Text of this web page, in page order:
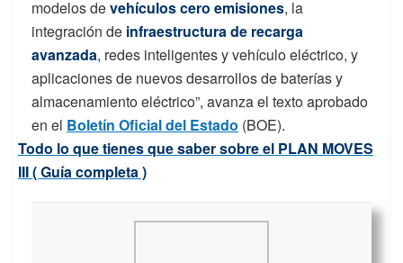
modelos devehículos cero emisiones, la
integración de infraestructura de recarga
avanzada, redes inteligentes y vehículo eléctrico, y
aplicaciones de nuevos desarrollos de baterías y
almacenamiento eléctrico”, avanza el texto aprobado
en el Boletín Oficial del Estado (BOE).
Todo lo que tienes que saber sobre el PLAN MOVES
III ( Guía completa )